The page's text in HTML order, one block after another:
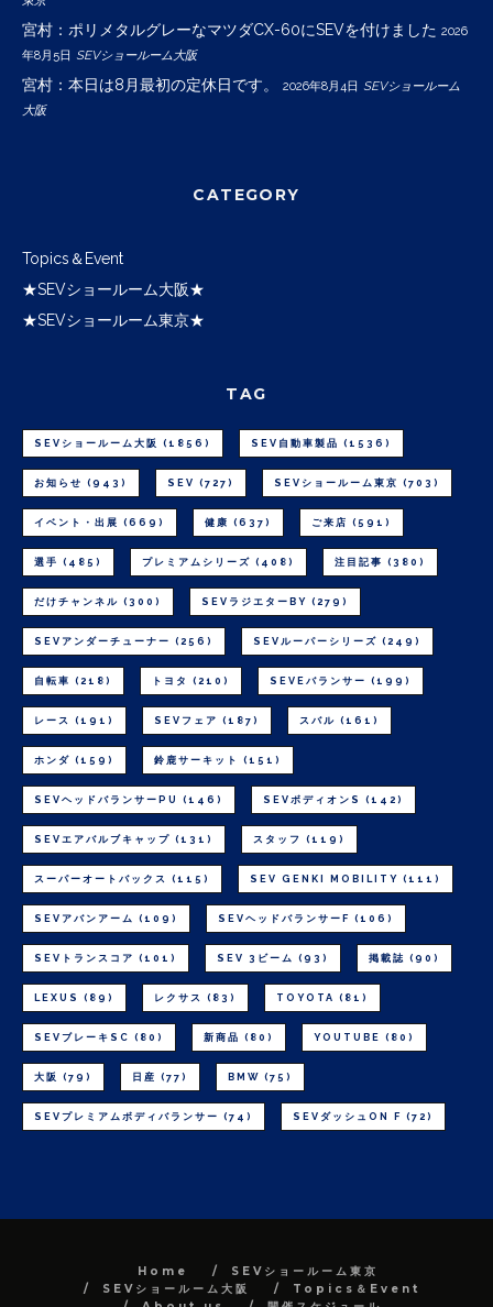
宮村：ポリメタルグレーなマツダCX-60にSEVを付けました 2026
年8月5日 SEVショールーム大阪
宮村：本日は8月最初の定休日です。 2026年8月4日 SEVショールーム
大阪
CATEGORY
Topics＆Event
★SEVショールーム大阪★
★SEVショールーム東京★
TAG
SEVショールーム大阪 (1856) SEV自動車製品 (1536)
お知らせ (943) SEV (727) SEVショールーム東京 (703)
イベント・出展 (669) 健康 (637) ご来店 (591)
選手 (485) プレミアムシリーズ (408) 注目記事 (380)
だけチャンネル (300) SEVラジエターBY (279)
SEVアンダーチューナー (256) SEVルーパーシリーズ (249)
自転車 (218) トヨタ (210) SEVEバランサー (199)
レース (191) SEVフェア (187) スバル (161)
ホンダ (159) 鈴鹿サーキット (151)
SEVヘッドバランサーPU (146) SEVボディオンS (142)
SEVエアバルブキャップ (131) スタッフ (119)
スーパーオートバックス (115) SEV GENKI MOBILITY (111)
SEVアバンアーム (109) SEVヘッドバランサーF (106)
SEVトランスコア (101) SEV 3ビーム (93) 掲載誌 (90)
LEXUS (89) レクサス (83) TOYOTA (81)
SEVブレーキSC (80) 新商品 (80) YOUTUBE (80)
大阪 (79) 日産 (77) BMW (75)
SEVプレミアムボディバランサー (74) SEVダッシュON F (72)
Home
SEVショールーム東京
SEVショールーム大阪
Topics＆Event